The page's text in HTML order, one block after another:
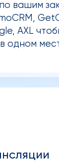
вашим
AXL
одном